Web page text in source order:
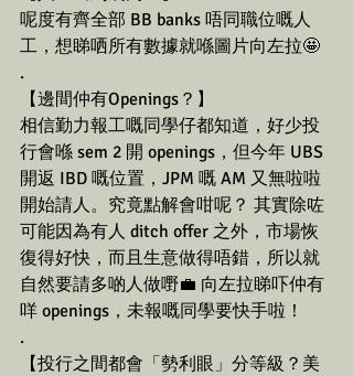
呢度有齊全部 BB banks 唔同職位嘅人
工，想睇哂所有數據就喺圖片向左拉🤩
.
【邊間仲有Openings？】
相信勤力報工嘅同學仔都知道，好少投
行會喺 sem 2 開 openings，但今年 UBS
開返 IBD 嘅位置，JPM 嘅 AM 又無啦啦
開始請人。究竟點解會咁呢？ 其實除咗
可能因為有人 ditch offer 之外，市場恢
復得好快，而且生意做得唔錯，所以就
自然要請多啲人做嘢💼 向左拉睇吓仲有
咩 openings，未報嘅同學要快手啦！
.
【投行之間都會「勢利眼」分等級？美